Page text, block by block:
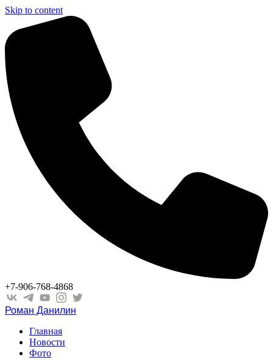
Skip to content
+7-906-768-4868
Роман Данилин
Главная
Новости
Фото